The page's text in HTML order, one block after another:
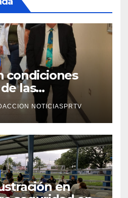
condiciones
las
Departamento
Mayagüez
NOTICIASPRTV
en